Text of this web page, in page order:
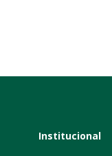
Institucional